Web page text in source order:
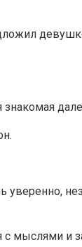
мыслями и